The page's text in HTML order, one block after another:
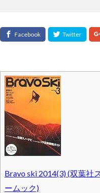
Bravo ski 2014(3) (双葉社
ームック)